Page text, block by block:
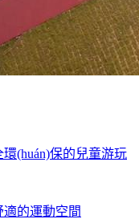
(huán)保的兒童游玩
的運動空間